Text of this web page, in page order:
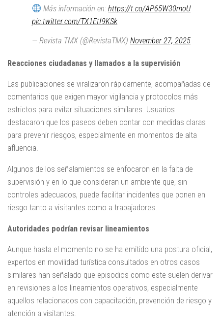
Más información en:https://t.co/AP65W30moU
pic.twitter.com/TX1Etf9KSk
— Revista TMX (@RevistaTMX) November 27, 2025
Reacciones ciudadanas y llamados a la supervisión
Las publicaciones se viralizaron rápidamente, acompañadas de
comentarios que exigen mayor vigilancia y protocolos más
estrictos para evitar situaciones similares. Usuarios
destacaron que los paseos deben contar con medidas claras
para prevenir riesgos, especialmente en momentos de alta
afluencia.
Algunos de los señalamientos se enfocaron en la falta de
supervisión y en lo que consideran un ambiente que, sin
controles adecuados, puede facilitar incidentes que ponen en
riesgo tanto a visitantes como a trabajadores.
Autoridades podrían revisar lineamientos
Aunque hasta el momento no se ha emitido una postura oficial,
expertos en movilidad turística consultados en otros casos
similares han señalado que episodios como este suelen derivar
en revisiones a los lineamientos operativos, especialmente
aquellos relacionados con capacitación, prevención de riesgo y
atención a visitantes.